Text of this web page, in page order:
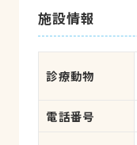
施設情報
診療動物
電話番号